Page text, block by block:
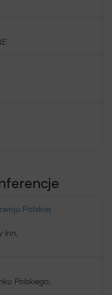
Polskiej
Inn,
Polskiego,